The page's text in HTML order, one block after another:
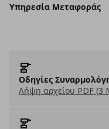
Υπηρεσία Μεταφοράς
Οδηγίες
Λήψη αρχείου PDF (3